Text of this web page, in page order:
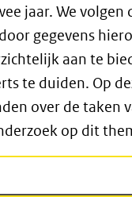
jaar. We volgen
gegevens
aan te
te duiden. Op
over de taken
op dit